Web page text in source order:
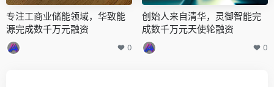
专注工商业储能领域，华致能
源完成数千万元融资
0
创始人来自清华，灵御智能完
成数千万元天使轮融资
0